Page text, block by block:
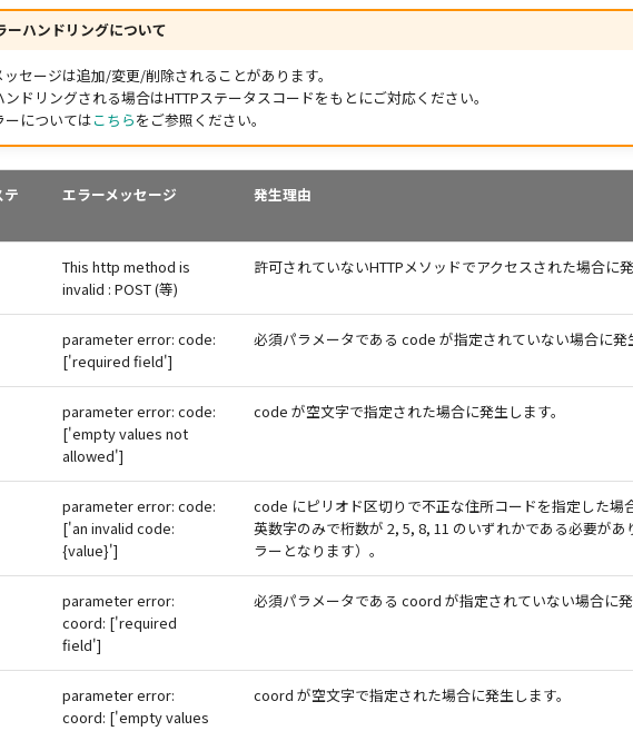
ーハンドリングについて
ッセージは追加/変更/削除されることがあります。
ンドリングされる場合はHTTPステータスコードをもとにご対応ください。
ーについてはこちらをご参照ください。
テ
エラーメッセージ 発生理由
This http method is
invalid : POST (等)
許可されていないHTTPメソッドでアクセスされた場合に発
parameter error: code:
['required field']
必須パラメータである code が指定されていない場合に発
parameter error: code:
['empty values not
allowed']
code が空文字で指定された場合に発生します。
parameter error: code:
['an invalid code:
{value}']
code にピリオド区切りで不正な住所コードを指定した場
英数字のみで桁数が 2, 5, 8, 11 のいずれかである必要が
ラーとなります）。
parameter error:
coord: ['required
field']
必須パラメータである coord が指定されていない場合に発
parameter error:
coord: ['empty values
coord が空文字で指定された場合に発生します。